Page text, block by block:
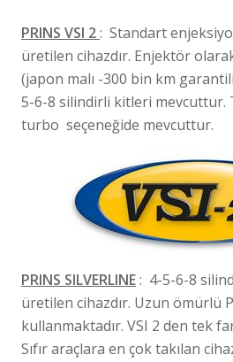
PRINS VSI 2: Standart
üretilen cihazdır. Enjektör
(japon malı -300 bin km
5-6-8 silindirli kitleri
turbo seçeneğide mevcuttur.
PRINS SILVERLINE: 4-5-6-8
üretilen cihazdır. Uzun ömürlü
kullanmaktadır. VSI 2 den tek
Sıfır araçlara en çok takılan